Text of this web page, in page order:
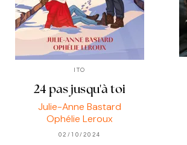
ITO
24 pas jusqu'à toi
Julie-Anne Bastard
Ophélie Leroux
02/10/2024